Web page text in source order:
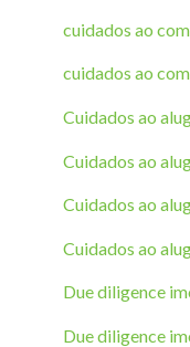
cuidados ao
cuidados ao
Cuidados ao
Cuidados ao
Cuidados ao
Cuidados ao
Due diligence
Due diligence